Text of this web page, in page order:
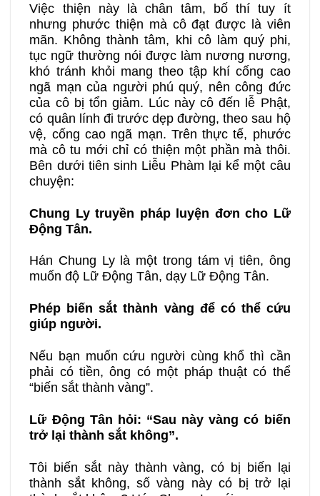
Việc thiện này là chân tâm, bố thí tuy ít
nhưng phước thiện mà cô đạt được là viên
mãn. Không thành tâm, khi cô làm quý phi,
tục ngữ thường nói được làm nương nương,
khó tránh khỏi mang theo tập khí cống cao
ngã mạn của người phú quý, nên công đức
của cô bị tổn giảm. Lúc này cô đến lễ Phật,
có quân lính đi trước dẹp đường, theo sau hộ
vệ, cống cao ngã mạn. Trên thực tế, phước
mà cô tu mới chỉ có thiện một phần mà thôi.
Bên dưới tiên sinh Liễu Phàm lại kể một câu
chuyện:
Chung Ly truyền pháp luyện đơn cho Lữ
Động Tân.
Hán Chung Ly là một trong tám vị tiên, ông
muốn độ Lữ Động Tân, dạy Lữ Động Tân.
Phép biến sắt thành vàng để có thể cứu
giúp người.
Nếu bạn muốn cứu người cùng khổ thì cần
phải có tiền, ông có một pháp thuật có thể
“biến sắt thành vàng”.
Lữ Động Tân hỏi: “Sau này vàng có biến
trở lại thành sắt không”.
Tôi biến sắt này thành vàng, có bị biến lại
thành sắt không, số vàng này có bị trở lại